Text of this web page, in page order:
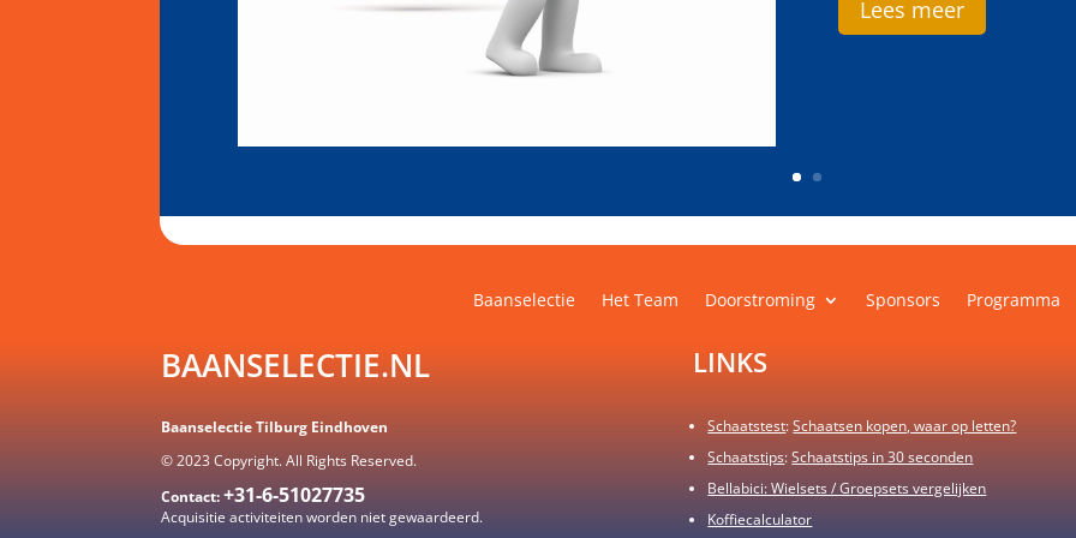
Lees meer
Baanselectie Het Team Doorstroming Sponsors Programma
BAANSELECTIE.NL
Baanselectie Tilburg Eindhoven
© 2023 Copyright. All Rights Reserved.
Contact:+31-6-51027735
Acquisitie activiteiten worden niet gewaardeerd.
LINKS
Schaatstest:Schaatsen kopen, waar op letten?
Schaatstips:Schaatstips in 30 seconden
Bellabici: Wielsets / Groepsets vergelijken
Koffiecalculator